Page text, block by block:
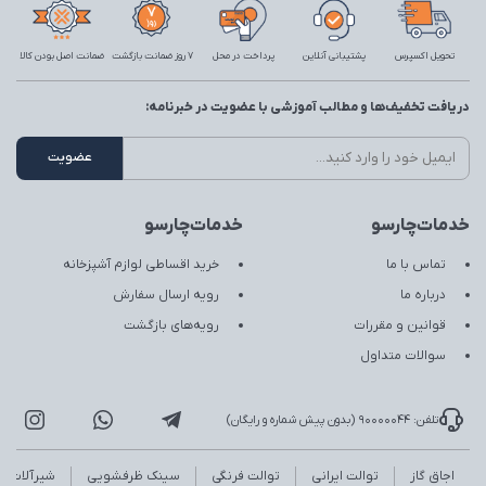
تحویل اکسپرس پشتیبانی آنلاین پرداخت در محل 7 روز ضمانت بازگشت ضمانت اصل بودن کالا
خدمات‌چارسو
تماس با ما
درباره ما
قوانین و مقررات
سوالات متداول
خدمات‌چارسو
خرید اقساطی لوازم آشپزخانه
رویه ارسال سفارش
رویه‌های بازگشت
دریافت تخفیف‌ها و مطالب آموزشی با عضویت در خبرنامه:
تلفن: 90000044 (بدون پیش شماره و رایگان)
اجاق گاز توالت ایرانی توالت فرنگی سینک ظرفشویی شیرآلات